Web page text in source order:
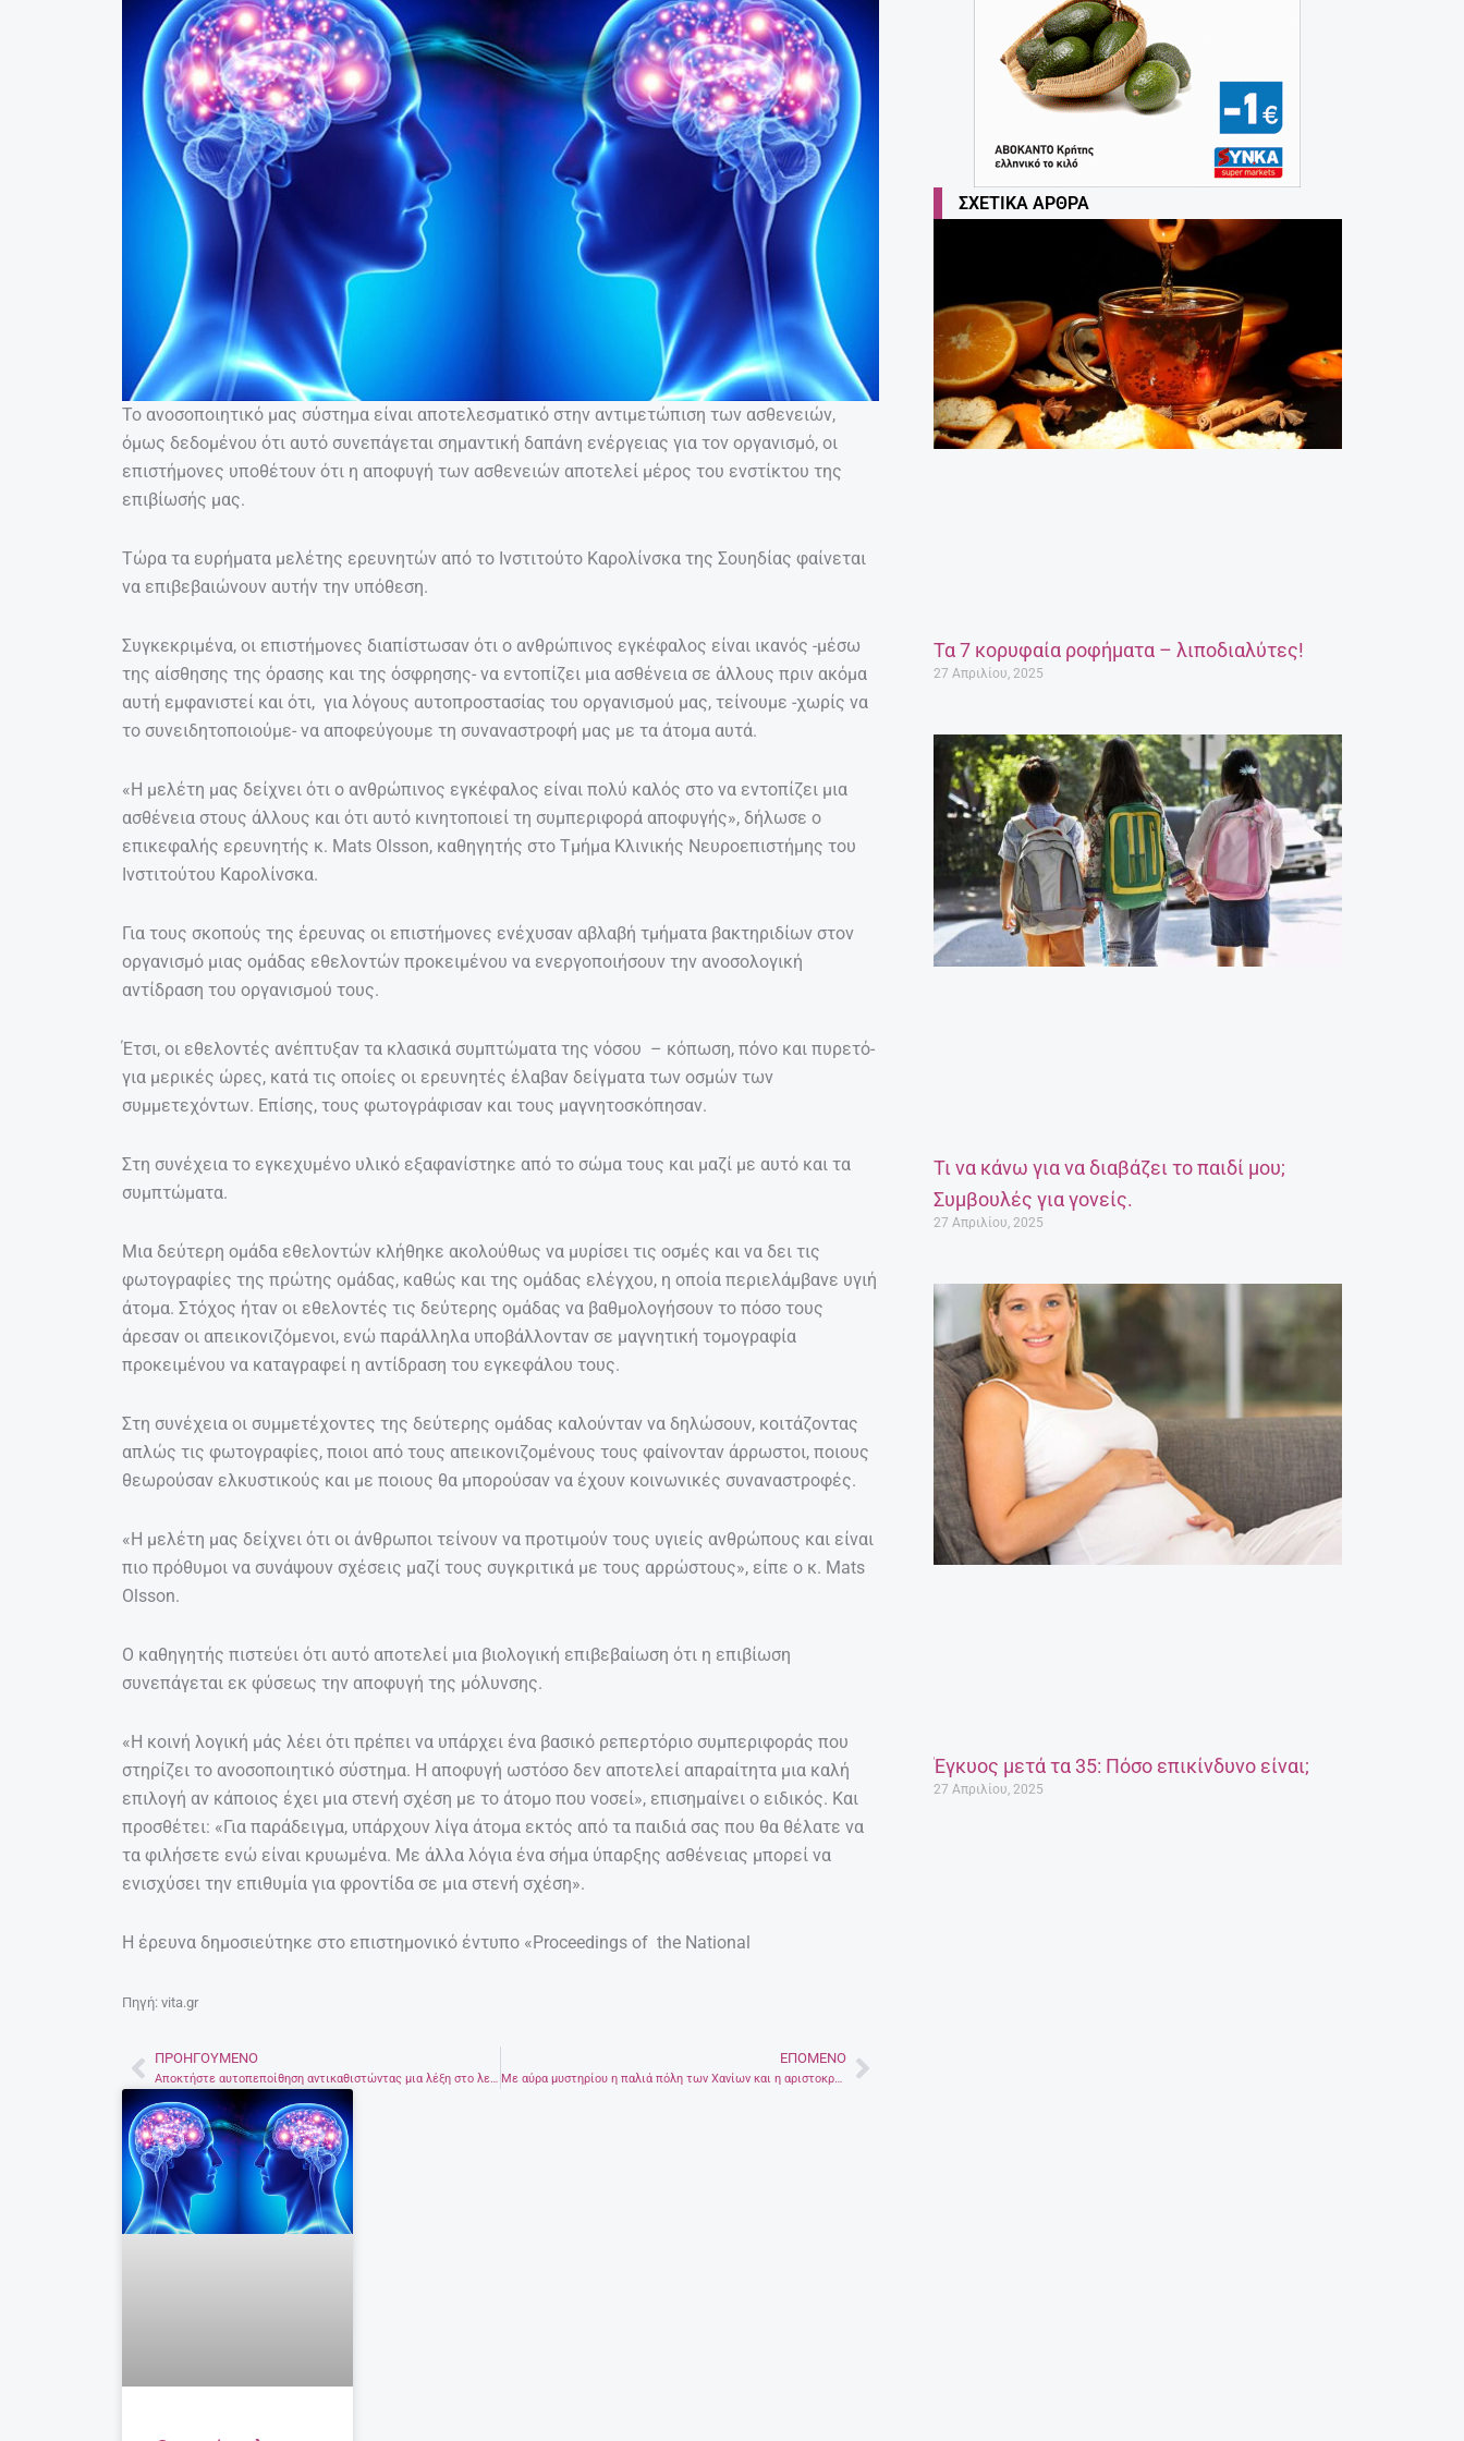
Το ανοσοποιητικό μας σύστημα είναι αποτελεσματικό στην αντιμετώπιση των ασθενειών,
όμως δεδομένου ότι αυτό συνεπάγεται σημαντική δαπάνη ενέργειας για τον οργανισμό, οι
επιστήμονες υποθέτουν ότι η αποφυγή των ασθενειών αποτελεί μέρος του ενστίκτου της
επιβίωσής μας.
Τώρα τα ευρήματα μελέτης ερευνητών από το Ινστιτούτο Καρολίνσκα της Σουηδίας φαίνεται
να επιβεβαιώνουν αυτήν την υπόθεση.
Συγκεκριμένα, οι επιστήμονες διαπίστωσαν ότι ο ανθρώπινος εγκέφαλος είναι ικανός -μέσω
της αίσθησης της όρασης και της όσφρησης- να εντοπίζει μια ασθένεια σε άλλους πριν ακόμα
αυτή εμφανιστεί και ότι, για λόγους αυτοπροστασίας του οργανισμού μας, τείνουμε -χωρίς να
το συνειδητοποιούμε- να αποφεύγουμε τη συναναστροφή μας με τα άτομα αυτά.
«Η μελέτη μας δείχνει ότι ο ανθρώπινος εγκέφαλος είναι πολύ καλός στο να εντοπίζει μια
ασθένεια στους άλλους και ότι αυτό κινητοποιεί τη συμπεριφορά αποφυγής», δήλωσε ο
επικεφαλής ερευνητής κ. Mats Olsson, καθηγητής στο Τμήμα Κλινικής Νευροεπιστήμης του
Ινστιτούτου Καρολίνσκα.
Για τους σκοπούς της έρευνας οι επιστήμονες ενέχυσαν αβλαβή τμήματα βακτηριδίων στον
οργανισμό μιας ομάδας εθελοντών προκειμένου να ενεργοποιήσουν την ανοσολογική
αντίδραση του οργανισμού τους.
Έτσι, οι εθελοντές ανέπτυξαν τα κλασικά συμπτώματα της νόσου – κόπωση, πόνο και πυρετό-
για μερικές ώρες, κατά τις οποίες οι ερευνητές έλαβαν δείγματα των οσμών των
συμμετεχόντων. Επίσης, τους φωτογράφισαν και τους μαγνητοσκόπησαν.
Στη συνέχεια το εγκεχυμένο υλικό εξαφανίστηκε από το σώμα τους και μαζί με αυτό και τα
συμπτώματα.
Μια δεύτερη ομάδα εθελοντών κλήθηκε ακολούθως να μυρίσει τις οσμές και να δει τις
φωτογραφίες της πρώτης ομάδας, καθώς και της ομάδας ελέγχου, η οποία περιελάμβανε υγιή
άτομα. Στόχος ήταν οι εθελοντές τις δεύτερης ομάδας να βαθμολογήσουν το πόσο τους
άρεσαν οι απεικονιζόμενοι, ενώ παράλληλα υποβάλλονταν σε μαγνητική τομογραφία
προκειμένου να καταγραφεί η αντίδραση του εγκεφάλου τους.
Στη συνέχεια οι συμμετέχοντες της δεύτερης ομάδας καλούνταν να δηλώσουν, κοιτάζοντας
απλώς τις φωτογραφίες, ποιοι από τους απεικονιζομένους τους φαίνονταν άρρωστοι, ποιους
θεωρούσαν ελκυστικούς και με ποιους θα μπορούσαν να έχουν κοινωνικές συναναστροφές.
«Η μελέτη μας δείχνει ότι οι άνθρωποι τείνουν να προτιμούν τους υγιείς ανθρώπους και είναι
πιο πρόθυμοι να συνάψουν σχέσεις μαζί τους συγκριτικά με τους αρρώστους», είπε ο κ. Mats
Olsson.
Ο καθηγητής πιστεύει ότι αυτό αποτελεί μια βιολογική επιβεβαίωση ότι η επιβίωση
συνεπάγεται εκ φύσεως την αποφυγή της μόλυνσης.
«Η κοινή λογική μάς λέει ότι πρέπει να υπάρχει ένα βασικό ρεπερτόριο συμπεριφοράς που
στηρίζει το ανοσοποιητικό σύστημα. Η αποφυγή ωστόσο δεν αποτελεί απαραίτητα μια καλή
επιλογή αν κάποιος έχει μια στενή σχέση με το άτομο που νοσεί», επισημαίνει ο ειδικός. Και
προσθέτει: «Για παράδειγμα, υπάρχουν λίγα άτομα εκτός από τα παιδιά σας που θα θέλατε να
τα φιλήσετε ενώ είναι κρυωμένα. Με άλλα λόγια ένα σήμα ύπαρξης ασθένειας μπορεί να
ενισχύσει την επιθυμία για φροντίδα σε μια στενή σχέση».
Η έρευνα δημοσιεύτηκε στο επιστημονικό έντυπο «Proceedings of the National
Πηγή: vita.gr
Prev
ΠΡΟΗΓΟΎΜΕΝΟ
Aποκτήστε αυτοπεποίθηση αντικαθιστώντας μια λέξη στο λεξιλόγιο σας
ΕΠΌΜΕΝΟ
Με αύρα μυστηρίου η παλιά πόλη των Χανίων και η αριστοκρατική συνοικία του Τοπανά Next
ΣΧΕΤΙΚΆ ΆΡΘΡΑ
Τα 7 κορυφαία ροφήματα – λιποδιαλύτες!
27 Απριλίου, 2025
Τι να κάνω για να διαβάζει το παιδί μου;
Συμβουλές για γονείς.
27 Απριλίου, 2025
Έγκυος μετά τα 35: Πόσο επικίνδυνο είναι;
27 Απριλίου, 2025